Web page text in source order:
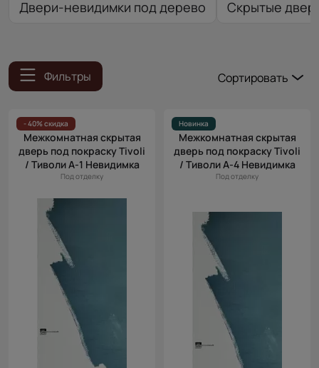
Двери-невидимки под дерево Скрытые
Фильтры
Сортировать
(возр.)
Цена (убыв.)
Cначала
- 40% скидка
Межкомнатная скрытая
дверь под покраску Tivoli
/ Тиволи А-1 Невидимка
Под отделку
Новинка
Межкомнатная скрытая
дверь под покраску Tivoli
/ Тиволи А-4 Невидимка
Под отделку